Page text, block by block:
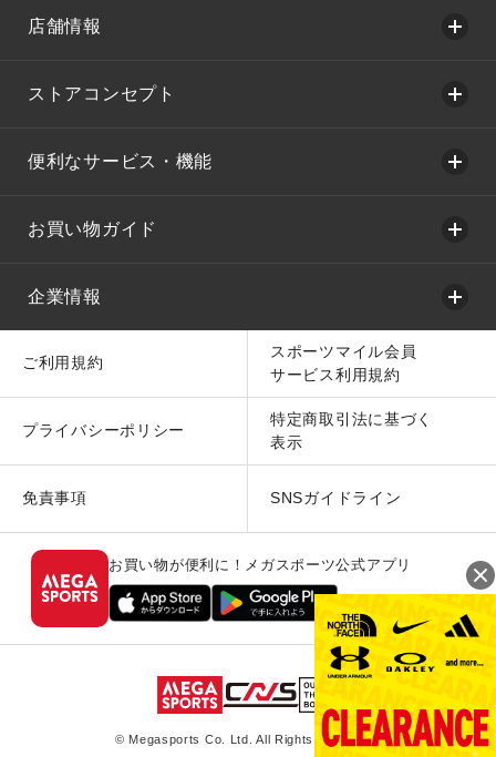
店舗情報
ストアコンセプト
便利なサービス・機能
お買い物ガイド
企業情報
ご利用規約
スポーツマイル会員
サービス利用規約
プライバシーポリシー
特定商取引法に基づく
表示
免責事項 SNSガイドライン
お買い物が便利に！メガスポーツ公式アプリ
© Megasports Co. Ltd. All Rights Reserved.